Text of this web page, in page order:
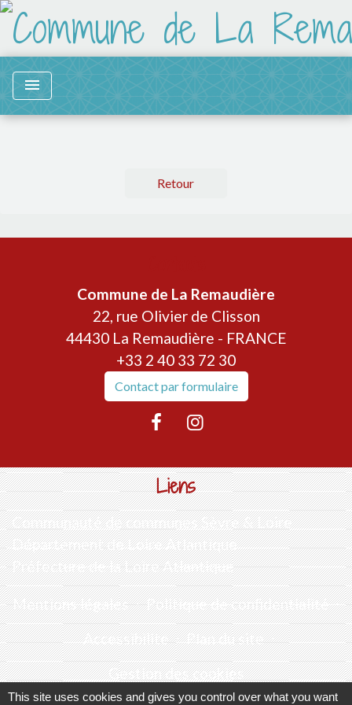
menu
Retour
Commune de La Remaudière
22, rue Olivier de Clisson
44430 La Remaudière - FRANCE
+33 2 40 33 72 30
Contact par formulaire
Liens
Communauté de communes Sèvre & Loire
Département de Loire Atlantique
Préfecture de la Loire Atlantique
Mentions légales - Politique de confidentialité -
Accessibilité - Plan du site -
Gestion des cookies
This site uses cookies and gives you control over what you want